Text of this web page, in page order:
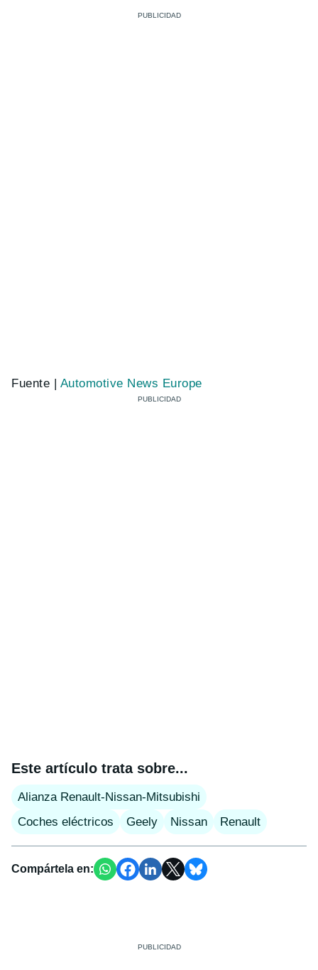
Fuente | Automotive News Europe
Este artículo trata sobre...
Alianza Renault-Nissan-Mitsubishi
Coches eléctricos
Geely Nissan Renault
Compártela en: